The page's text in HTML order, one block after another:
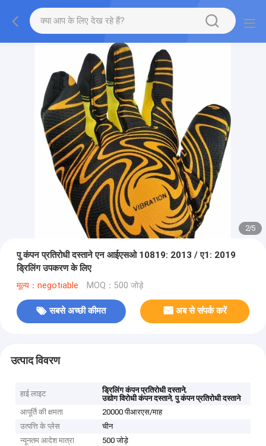
2/5
पु कंपन प्रतिरोधी दस्ताने एन आईएसओ 10819: 2013 / ए1: 2019
ड्रिलिंग उपकरण के लिए
मूल्य：negotiable MOQ：500 जोड़े
सबसे अच्छी कीमत अब से संपर्क करें
उत्पाद विवरण
हाई लाइट ड्रिलिंग कंपन प्रतिरोधी दस्ताने,
उद्योग विरोधी कंपन दस्ताने,पु कंपन प्रतिरोधी दस्ताने
आपूर्ति की क्षमता
20000 पीआरएस/माह
उत्पत्ति के प्लेस
चीन
न्यूनतम आदेश मात्रा
500 जोड़े